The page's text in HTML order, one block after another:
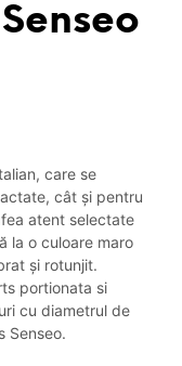
lei.
care se
cât și pentru
atent selectate
la o culoare maro
și rotunjit.
portionata si
cu diametrul de
Senseo.